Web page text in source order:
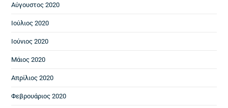
Αύγουστος 2020
Ιούλιος 2020
Ιούνιος 2020
Μάιος 2020
Απρίλιος 2020
Φεβρουάριος 2020